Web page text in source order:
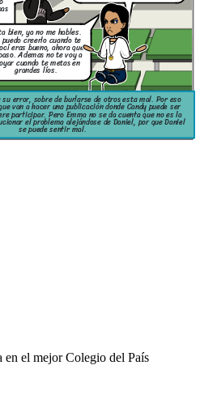
bien, ya no me hables.
puedo creerlo cuando te
eras bueno, ahora que
Ademas no te voy a
cuando te metas en
grandes líos.
su error, sobre de burlarse de otros esta mal. Por eso
van a hacer una publicación donde Candy puede ser
participar. Pero Emma no se da cuenta que no es la
el problema alejándose de Daniel, por que Daniel
se puede sentir mal.
en el mejor Colegio del País